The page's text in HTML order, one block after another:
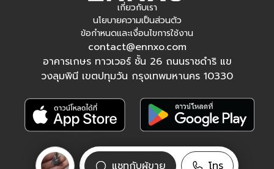
แชทกับผู้ขาย โทร
เกี่ยวกับเรา
นโยบายความเป็นส่วนตัว
ข้อกำหนดและเงื่อนไขการใช้งาน
contact@ennxo.com
อาคารเกษร ทาวเวอร์ ชั้น 26 ถนนราชดำริ แข
วงลุมพินี เขตปทุมวัน กรุงเทพมหานคร 10330
ติดตามเรา